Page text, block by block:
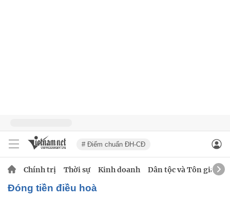
# Điểm chuẩn ĐH-CĐ
Chính trị Thời sự Kinh doanh Dân tộc và Tôn giáo
đóng tiền điều hoà